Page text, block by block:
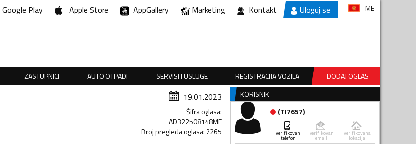
Google Play Apple Store AppGallery Marketing Kontakt Uloguj se ME
ZASTUPNICI AUTO OTPADI SERVISI I USLUGE REGISTRACIJA VOZILA
DODAJ OGLAS
19.01.2023
Šifra oglasa:
AD322508148ME
Broj pregleda oglasa: 2265
KORISNIK
(TI7657)
verifikovan
telefon
verifikovan
email
verifikovana
lokacija